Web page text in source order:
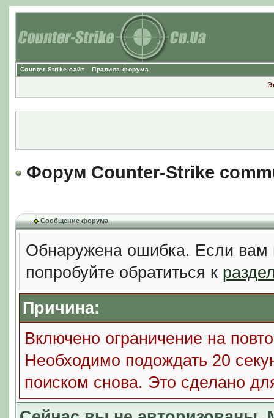
Counter-Strike сайт Правила форума
Форум Counter-Strike
Сообщение форума
Обнаружена ошибка. Если вам
попробуйте обратиться к
Причина:
Включено ограничение на
Необходимо подождать 20
поиском снова. Это сделано